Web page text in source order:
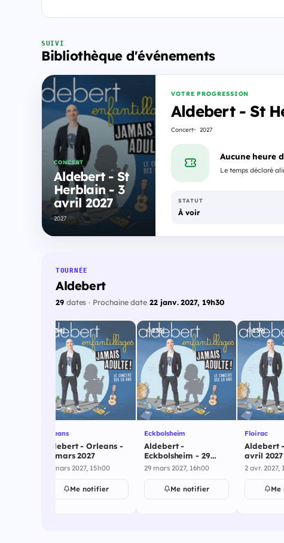
SUIVI
Bibliothèque d'événements
CONCERT
Aldebert - St
Herblain - 3
avril 2027
2027
VOTRE PROGRESSION
Aldebert - St
Concert 2027
Aucune heure
Le temps déclaré
STATUT
À voir
TOURNÉE
Aldebert
29dates · Prochaine date22 janv. 2027, 19h30
234j
Orleans
Aldebert - Orleans -
28 mars 2027
28 mars 2027, 15h00
Me notifier
235j
Eckbolsheim
Aldebert -
Eckbolsheim - 29
mars 2027
29 mars 2027, 16h00
Me notifier
239j
Floirac
Aldebert
avril 2027
2 avr. 2027,